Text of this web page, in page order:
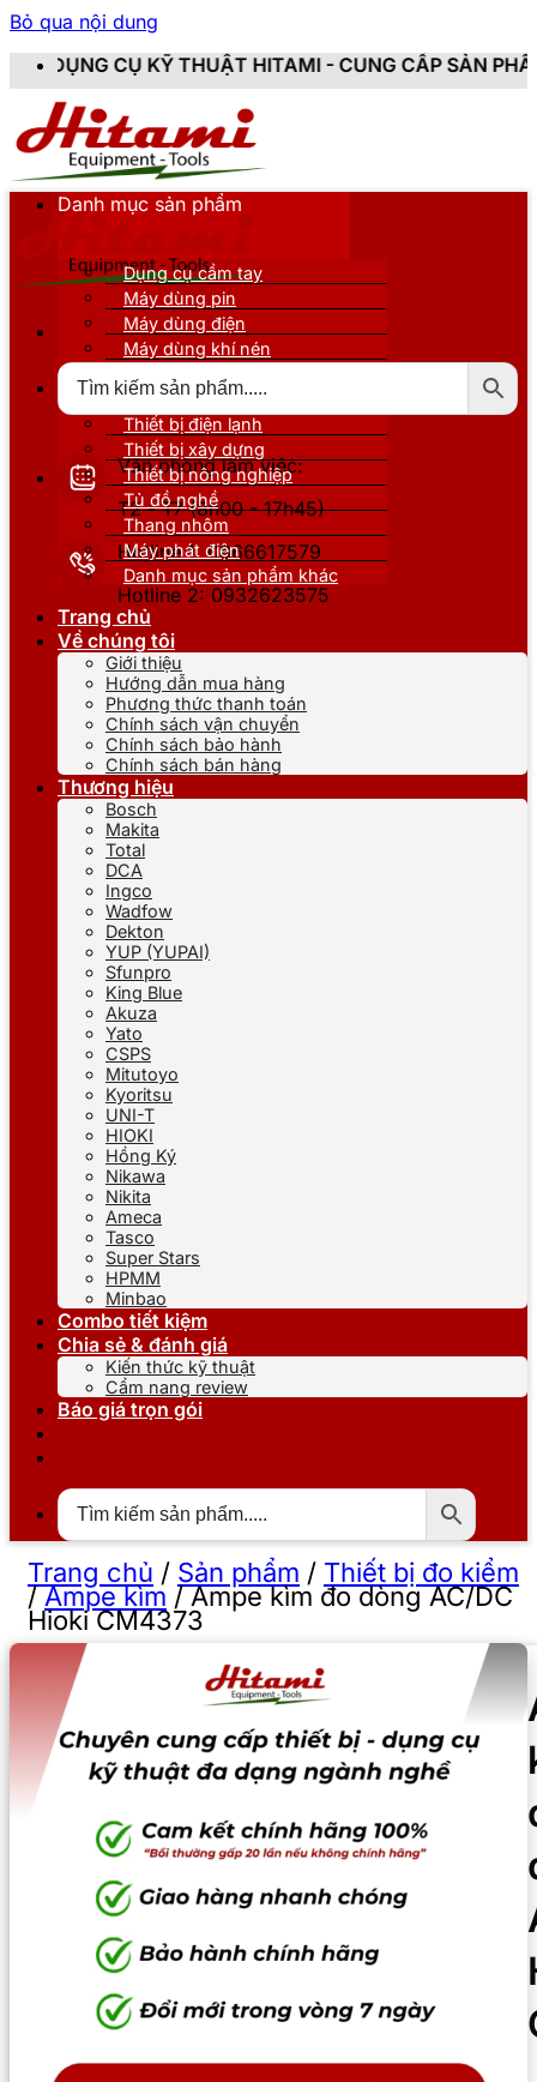
Bỏ qua nội dung
THUẬT HITAMI - CUNG CẤP SẢN PHẨM CHÍNH
Văn phòng làm việc:
T2 - T7 (8h00 - 17h45)
Hotline 1: 0866617579
Hotline 2: 0932623575
Danh mục sản phẩm
Dụng cụ cầm tay
Máy dùng pin
Máy dùng điện
Máy dùng khí nén
Thiết bị nâng đỡ
Thiết bị điện lạnh
Thiết bị xây dựng
Thiết bị nông nghiệp
Tủ đồ nghề
Thang nhôm
Máy phát điện
Danh mục sản phẩm khác
Trang chủ
Về chúng tôi
Giới thiệu
Hướng dẫn mua hàng
Phương thức thanh toán
Chính sách vận chuyển
Chính sách bảo hành
Chính sách bán hàng
Thương hiệu
Bosch
Makita
Total
DCA
Ingco
Wadfow
Dekton
YUP (YUPAI)
Sfunpro
King Blue
Akuza
Yato
CSPS
Mitutoyo
Kyoritsu
UNI-T
HIOKI
Hồng Ký
Nikawa
Nikita
Ameca
Tasco
Super Stars
HPMM
Minbao
Combo tiết kiệm
Chia sẻ & đánh giá
Kiến thức kỹ thuật
Cẩm nang review
Báo giá trọn gói
Trang chủ / Sản phẩm / Thiết bị đo kiểm
/Ampe kìm /Ampe kìm đo dòng AC/DC
Hioki CM4373